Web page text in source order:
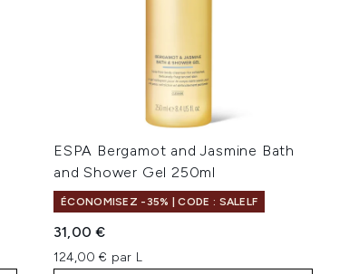
ESPA Bergamot and Jasmine Bath
and Shower Gel 250ml
ÉCONOMISEZ -35% | CODE : SALELF
31,00 €
124,00 € par L